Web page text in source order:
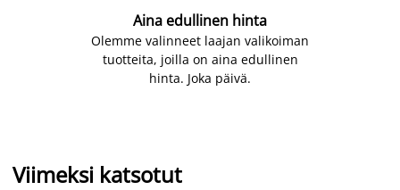
Aina edullinen hinta
Olemme valinneet laajan valikoiman
tuotteita, joilla on aina edullinen
hinta. Joka päivä.
Viimeksi katsotut